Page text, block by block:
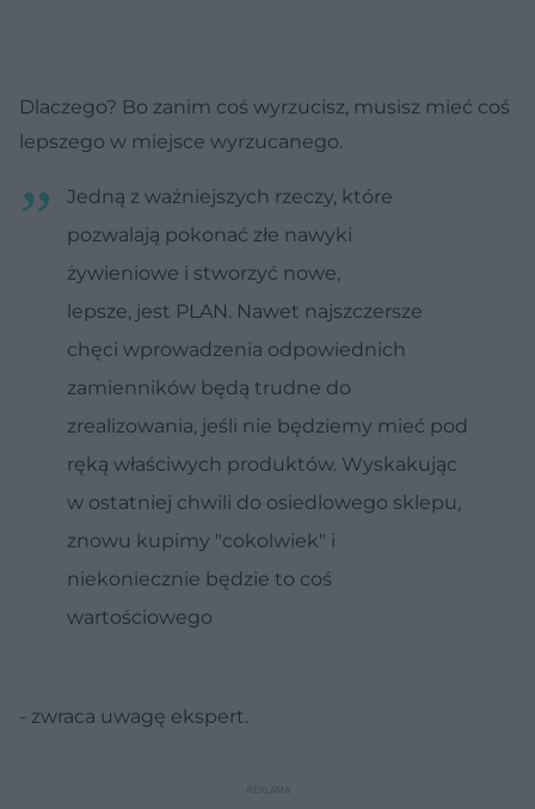
Dlaczego? Bo zanim coś wyrzucisz, musisz mieć coś
lepszego w miejsce wyrzucanego.
Jedną z ważniejszych rzeczy, które
pozwalają pokonać złe nawyki
żywieniowe i stworzyć nowe,
lepsze, jest PLAN. Nawet najszczersze
chęci wprowadzenia odpowiednich
zamienników będą trudne do
zrealizowania, jeśli nie będziemy mieć pod
ręką właściwych produktów. Wyskakując
w ostatniej chwili do osiedlowego sklepu,
znowu kupimy "cokolwiek" i
niekoniecznie będzie to coś
wartościowego
- zwraca uwagę ekspert.